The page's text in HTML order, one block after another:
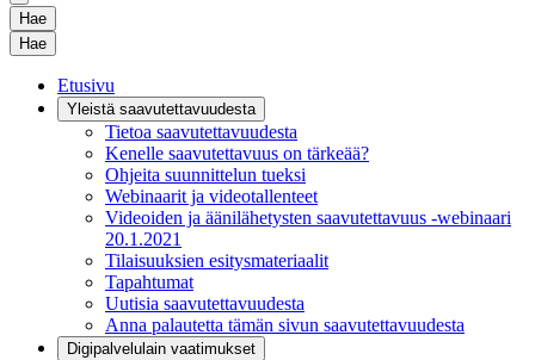
Hae
Hae
Etusivu
Yleistä saavutettavuudesta
Tietoa saavutettavuudesta
Kenelle saavutettavuus on tärkeää?
Ohjeita suunnittelun tueksi
Webinaarit ja videotallenteet
Videoiden ja äänilähetysten saavutettavuus -webinaari
20.1.2021
Tilaisuuksien esitysmateriaalit
Tapahtumat
Uutisia saavutettavuudesta
Anna palautetta tämän sivun saavutettavuudesta
Digipalvelulain vaatimukset